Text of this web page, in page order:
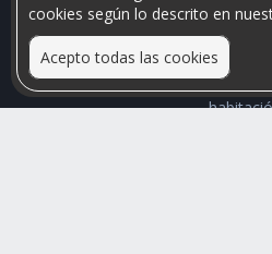
cookies según lo descrito en
Acepto todas las cookies
Relacionamos personas que